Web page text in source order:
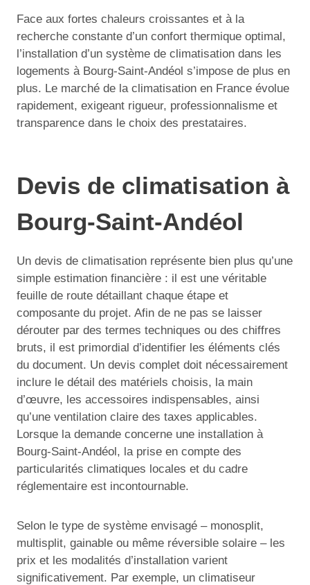
Face aux fortes chaleurs croissantes et à la
recherche constante d’un confort thermique optimal,
l’installation d’un système de climatisation dans les
logements à Bourg-Saint-Andéol s’impose de plus en
plus. Le marché de la climatisation en France évolue
rapidement, exigeant rigueur, professionnalisme et
transparence dans le choix des prestataires.
Devis de climatisation à
Bourg-Saint-Andéol
Un devis de climatisation représente bien plus qu’une
simple estimation financière : il est une véritable
feuille de route détaillant chaque étape et
composante du projet. Afin de ne pas se laisser
dérouter par des termes techniques ou des chiffres
bruts, il est primordial d’identifier les éléments clés
du document. Un devis complet doit nécessairement
inclure le détail des matériels choisis, la main
d’œuvre, les accessoires indispensables, ainsi
qu’une ventilation claire des taxes applicables.
Lorsque la demande concerne une installation à
Bourg-Saint-Andéol, la prise en compte des
particularités climatiques locales et du cadre
réglementaire est incontournable.
Selon le type de système envisagé – monosplit,
multisplit, gainable ou même réversible solaire – les
prix et les modalités d’installation varient
significativement. Par exemple, un climatiseur